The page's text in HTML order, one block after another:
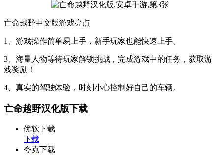
亡命越野中文版游戏亮点
1、游戏操作简单易上手，新手玩家也能快速上手。
3、海量人物等待玩家解锁挑战，完成游戏中的任务，获取游
戏奖励！
4、真实的驾驶体验，时刻小心控制好自己的车辆。
亡命越野汉化版下载
优软下载
下载
夸克下载